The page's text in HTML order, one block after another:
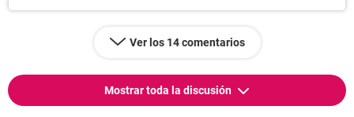
Ver los 14 comentarios
Mostrar toda la discusión